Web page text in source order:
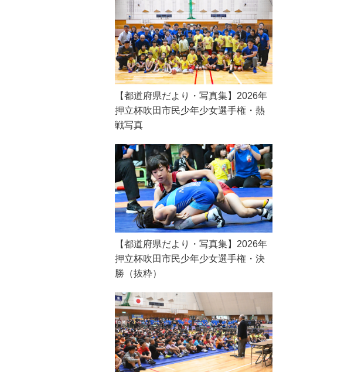
【都道府県だより・写真集】2026年
押立杯吹田市民少年少女選手権・熱
戦写真
【都道府県だより・写真集】2026年
押立杯吹田市民少年少女選手権・決
勝（抜粋）